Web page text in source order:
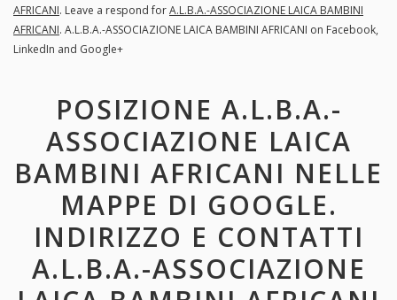
AFRICANI. Leave a respond forA.L.B.A.-ASSOCIAZIONE LAICA BAMBINI
AFRICANI. A.L.B.A.-ASSOCIAZIONE LAICA BAMBINI AFRICANI on Facebook,
LinkedIn and Google+
POSIZIONE A.L.B.A.-
ASSOCIAZIONE LAICA
BAMBINI AFRICANI NELLE
MAPPE DI GOOGLE.
INDIRIZZO E CONTATTI
A.L.B.A.-ASSOCIAZIONE